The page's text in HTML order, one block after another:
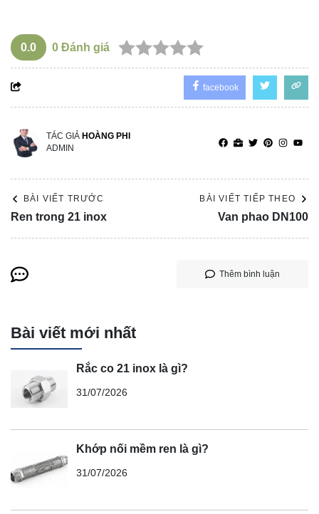
0.0 0 Đánh giá
facebook
TÁC GIẢ HOÀNG PHI
ADMIN
BÀI VIẾT TRƯỚC
Ren trong 21 inox
BÀI VIẾT TIẾP THEO
Van phao DN100
Thêm bình luận
Bài viết mới nhất
Rắc co 21 inox là gì?
31/07/2026
Khớp nối mềm ren là gì?
31/07/2026